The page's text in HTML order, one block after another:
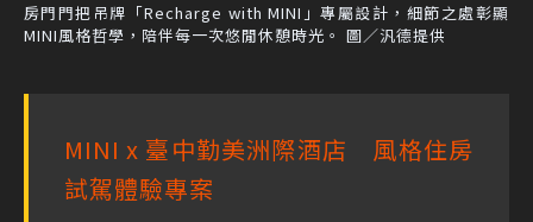
房門門把吊牌「Recharge with MINI」專屬設計，細節之處彰顯
MINI風格哲學，陪伴每一次悠閒休憩時光。 圖／汎德提供
MINI x 臺中勤美洲際酒店 風格住房
試駕體驗專案